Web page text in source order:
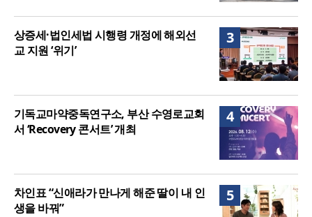
3
상증세·법인세법 시행령 개정에 해외선
교 지원 ‘위기’
4
기독교마약중독연구소, 부산 수영로교회
서 ‘Recovery 콘서트’ 개최
5
차인표 “신애라가 만나게 해준 딸이 내 인
생을 바꿔”